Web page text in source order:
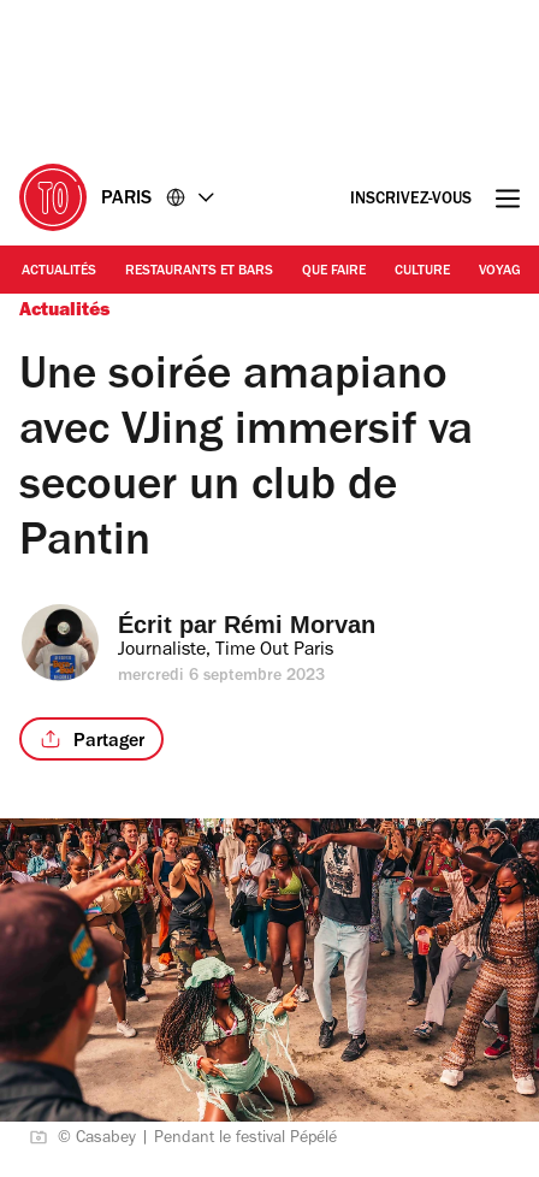
PARIS INSCRIVEZ-VOUS
ACTUALITÉS RESTAURANTS ET BARS QUE FAIRE CULTURE VOYAGE
Actualités
Une soirée amapiano
avec VJing immersif va
secouer un club de
Pantin
Écrit par Rémi Morvan
Journaliste, Time Out Paris
mercredi 6 septembre 2023
Partager
© Casabey | Pendant le festival Pépélé